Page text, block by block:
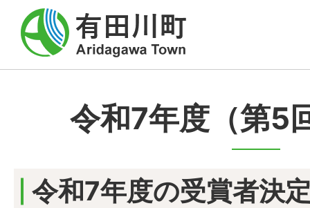
令和7年度（第5
令和7年度の受賞者決